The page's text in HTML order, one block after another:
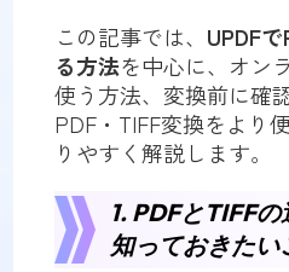
この記事では、 UPDF
る方法を中心に、オン
使う方法、変換前に確
PDF・TIFF変換をより
りやすく解説します。
1. PDFとTIFF
知っておきたい